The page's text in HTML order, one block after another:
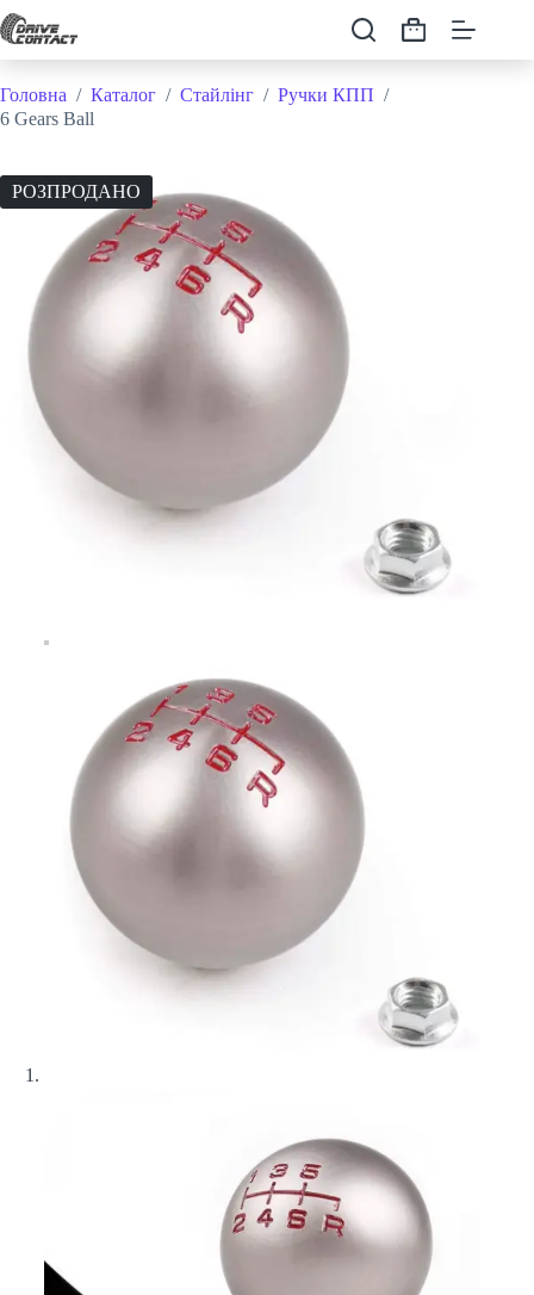
Перейти
до
Кошик
Головна / Каталог / Стайлінг / Ручки КПП /
6 Gears Ball
РОЗПРОДАНО